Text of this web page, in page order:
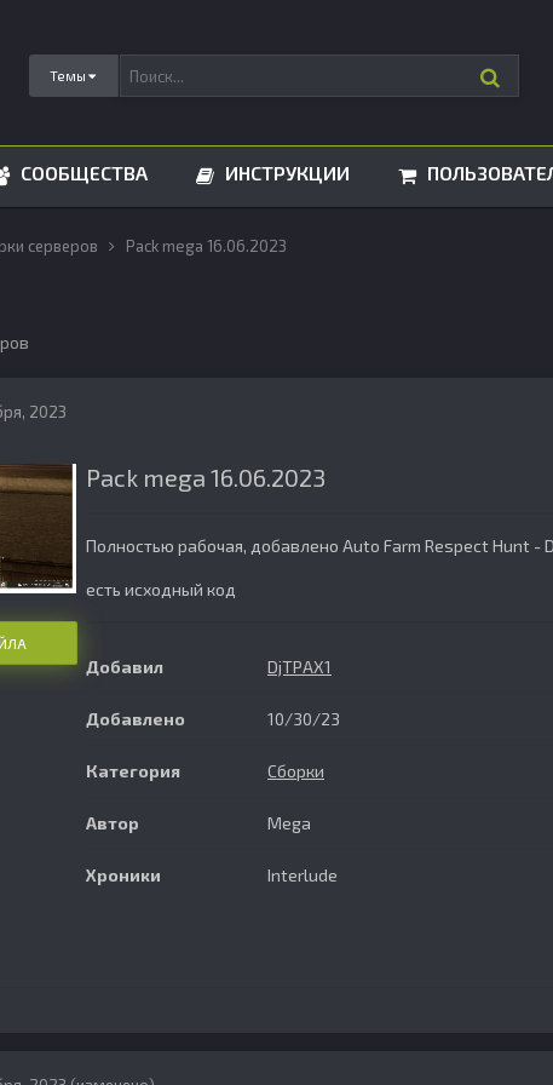
Темы
СООБЩЕСТВА ИНСТРУКЦИИ
серверов Pack mega 16.06.2023
2023
Pack mega 16.06.2023
Полностью рабочая, добавлено Auto Farm Respect Hunt -
есть исходный код
Добавил DjTPAX1
Добавлено 10/30/23
Категория Сборки
Автор Mega
Хроники Interlude